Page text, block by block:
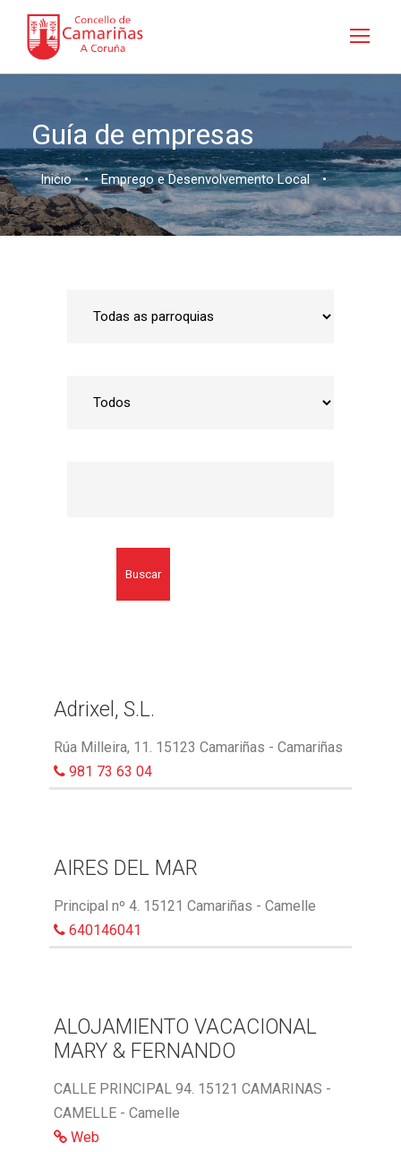
Guía de empresas
Inicio • Emprego e Desenvolvemento Local •
Buscar
Adrixel, S.L.
Rúa Milleira, 11. 15123 Camariñas - Camariñas
981 73 63 04
AIRES DEL MAR
Principal nº 4. 15121 Camariñas - Camelle
640146041
ALOJAMIENTO VACACIONAL
MARY & FERNANDO
CALLE PRINCIPAL 94. 15121 CAMARINAS -
CAMELLE - Camelle
Web